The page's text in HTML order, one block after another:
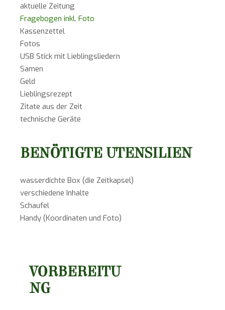
aktuelle Zeitung
Fragebogen inkl. Foto
Kassenzettel
Fotos
USB Stick mit Lieblingsliedern
Samen
Geld
Lieblingsrezept
Zitate aus der Zeit
technische Geräte
BENÖTIGTE UTENSILIEN
wasserdichte Box (die Zeitkapsel)
verschiedene Inhalte
Schaufel
Handy (Koordinaten und Foto)
VORBEREITU
NG